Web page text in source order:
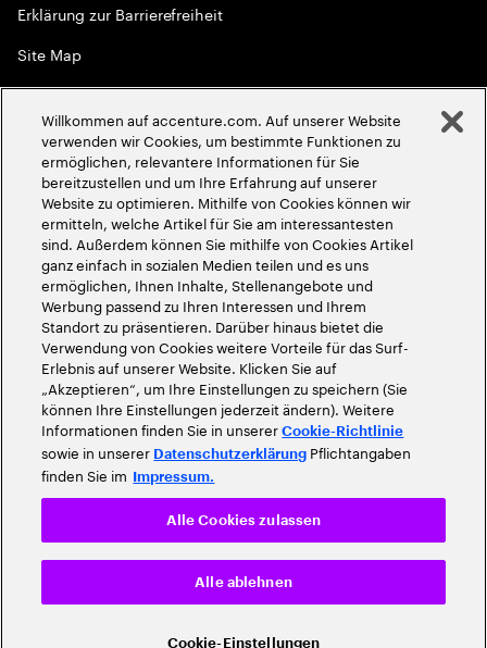
Erklärung zur Barrierefreiheit
Site Map
Globale Meritokratie
2026Accenture. Alle Rechte vorbehalten
Willkommen auf accenture.com. Auf unserer Website
verwenden wir Cookies, um bestimmte Funktionen zu
ermöglichen, relevantere Informationen für Sie
bereitzustellen und um Ihre Erfahrung auf unserer
Website zu optimieren. Mithilfe von Cookies können wir
ermitteln, welche Artikel für Sie am interessantesten
sind. Außerdem können Sie mithilfe von Cookies Artikel
ganz einfach in sozialen Medien teilen und es uns
ermöglichen, Ihnen Inhalte, Stellenangebote und
Werbung passend zu Ihren Interessen und Ihrem
Standort zu präsentieren. Darüber hinaus bietet die
Verwendung von Cookies weitere Vorteile für das Surf-
Erlebnis auf unserer Website. Klicken Sie auf
„Akzeptieren“, um Ihre Einstellungen zu speichern (Sie
können Ihre Einstellungen jederzeit ändern). Weitere
Informationen finden Sie in unsererCookie-Richtlinie
sowie in unserer Datenschutzerklärung Pflichtangaben
finden Sie im Impressum.
Cookie-Einstellungen
Alle ablehnen
Alle Cookies zulassen